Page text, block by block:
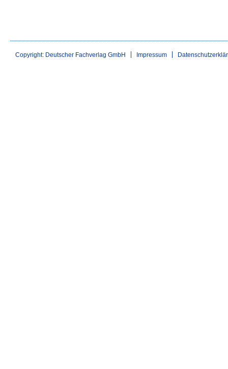
Copyright: Deutscher Fachverlag GmbH Impressum